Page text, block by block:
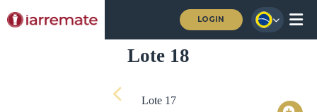
LOGIN
Lote 18
Lote 17